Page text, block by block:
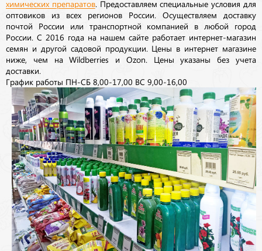
химических препаратов. Предоставляем специальные условия для
оптовиков из всех регионов России. Осуществляем доставку
почтой России или транспортной компанией в любой город
России. С 2016 года на нашем сайте работает интернет-магазин
семян и другой садовой продукции. Цены в интернет магазине
ниже, чем на Wildberries и Ozon. Цены указаны без учета
доставки.
График работы ПН-СБ 8,00-17,00 ВС 9,00-16,00